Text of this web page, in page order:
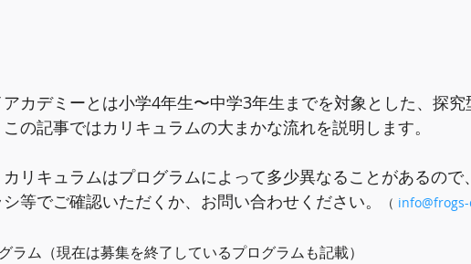
アカデミーとは小学4年生〜中学3年生までを対象とした、探
の記事ではカリキュラムの大まかな流れを説明します。
リキュラムはプログラムによって多少異なることがあるので
等でご確認いただくか、お問い合わせください。
（
ラム（現在は募集を終了しているプログラムも記載）